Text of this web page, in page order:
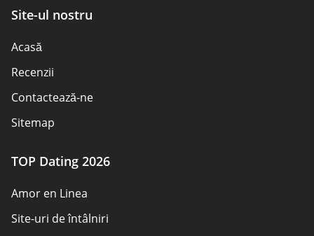
Site-ul nostru
Acasă
Recenzii
Contactează-ne
Sitemap
TOP Dating 2026
Amor en Linea
Site-uri de întâlniri